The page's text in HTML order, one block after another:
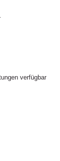
verfügbar